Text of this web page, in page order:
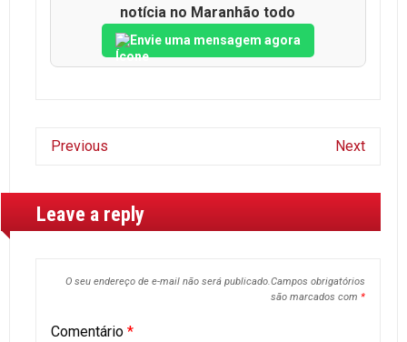
notícia no Maranhão todo
Envie uma mensagem agora
Previous Next
Leave a reply
O seu endereço de e-mail não será publicado.Campos obrigatórios
são marcados com *
Comentário *